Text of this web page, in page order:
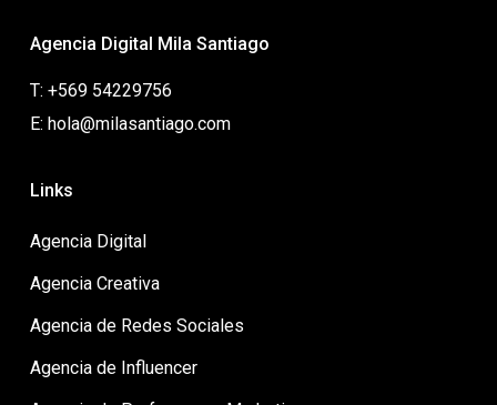
Agencia Digital Mila Santiago
T: +569 54229756
E: hola@milasantiago.com
Links
Agencia Digital
Agencia Creativa
Agencia de Redes Sociales
Agencia de Influencer